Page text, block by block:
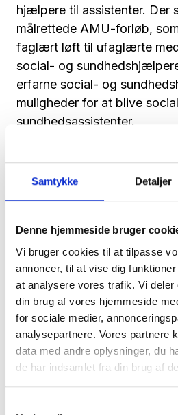
Samtykke Detaljer
Denne hjemmeside bruger
Vi bruger cookies til at tilpasse
annoncer, til at vise dig
at analysere vores trafik. Vi deler
din brug af vores hjemmeside
for sociale medier,
analysepartnere. Vores partnere
data med andre oplysninger, du
de har indsamlet fra din brug af
hjælpere til assistenter. Der
målrettede AMU-forløb,
faglært løft til ufaglærte
social- og
erfarne social- og
muligheder for at blive
sundhedsassistenter.
Kilde: Magasinet Pleje